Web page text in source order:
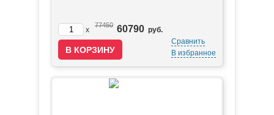
x
77450 60790 руб.
Сравнить
В избранное